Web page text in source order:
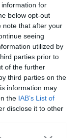
for
below opt-out
note that after your
seeing
utilized by
parties prior to
of the further
third parties on the
information may
the IAB’s List of
disclose it to other
or more Google
kellett,
miatt,
jellemzően
24-szer